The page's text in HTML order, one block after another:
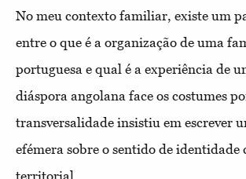
No meu contexto familiar, existe um
entre o que é a organização de uma
portuguesa e qual é a experiência de
diáspora angolana face os costumes
transversalidade insistiu em escrever
efémera sobre o sentido de identidade